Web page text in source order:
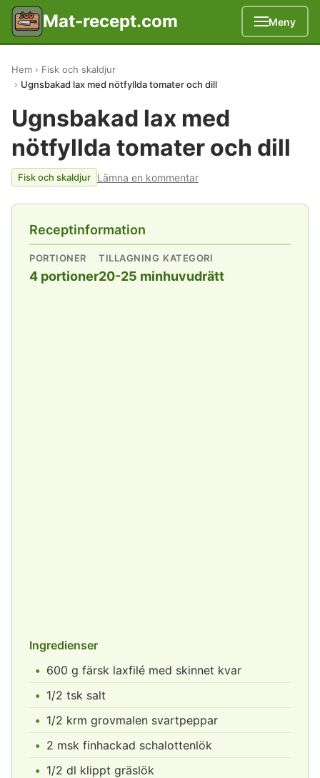
Mat-recept.com Meny
Hem
Fisk och skaldjur
Ugnsbakad lax med nötfyllda tomater och dill
Ugnsbakad lax med
nötfyllda tomater och dill
Fisk och skaldjur Lämna en kommentar
Receptinformation
PORTIONER
4 portioner
TILLAGNING
20-25 min
KATEGORI
huvudrätt
Ingredienser
600 g färsk laxfilé med skinnet kvar
1/2 tsk salt
1/2 krm grovmalen svartpeppar
2 msk finhackad schalottenlök
1/2 dl klippt gräslök